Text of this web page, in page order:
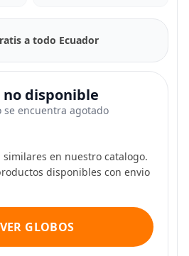
a todo Ecuador
disponible
se encuentra agotado
en nuestro catalogo.
disponibles con envio
VER GLOBOS